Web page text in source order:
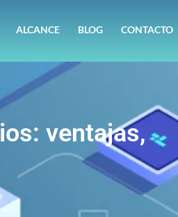
ALCANCE BLOG CONTACTO
ventajas,